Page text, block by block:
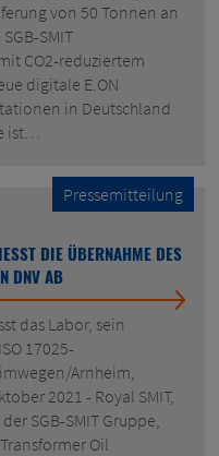
von 50 Tonnen an
SMIT
CO2-reduziertem
digitale E.ON
in Deutschland
ist…
DIE ÜBERNAHME DES
DNV AB
Pressemitteilung
das Labor, sein
17025-
Arnheim,
2021 - Royal SMIT,
SGB-SMIT Gruppe,
Oil